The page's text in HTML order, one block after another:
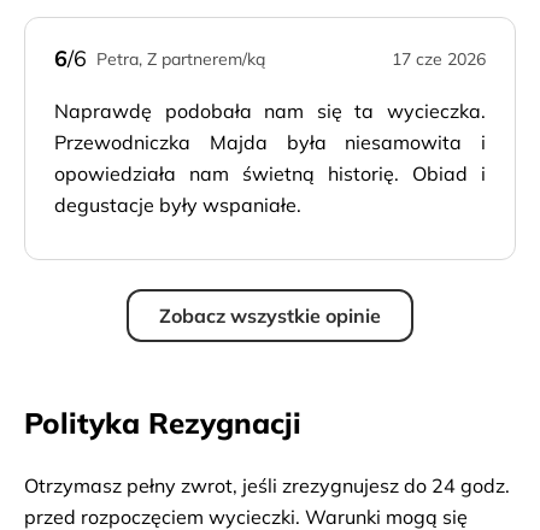
6/6 Petra, Z partnerem/ką 17 cze 2026
Naprawdę podobała nam się ta wycieczka.
Przewodniczka Majda była niesamowita i
opowiedziała nam świetną historię. Obiad i
degustacje były wspaniałe.
Zobacz wszystkie opinie
Polityka Rezygnacji
Otrzymasz pełny zwrot, jeśli zrezygnujesz do 24 godz.
przed rozpoczęciem wycieczki. Warunki mogą się